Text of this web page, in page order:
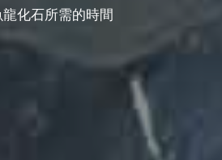
化石所需的時間